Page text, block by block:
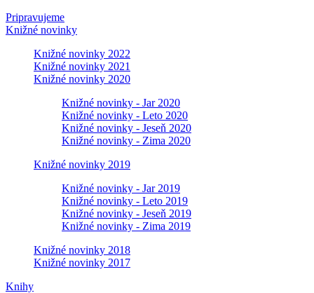
Pripravujeme
Knižné novinky
Knižné novinky 2022
Knižné novinky 2021
Knižné novinky 2020
Knižné novinky - Jar 2020
Knižné novinky - Leto 2020
Knižné novinky - Jeseň 2020
Knižné novinky - Zima 2020
Knižné novinky 2019
Knižné novinky - Jar 2019
Knižné novinky - Leto 2019
Knižné novinky - Jeseň 2019
Knižné novinky - Zima 2019
Knižné novinky 2018
Knižné novinky 2017
Knihy